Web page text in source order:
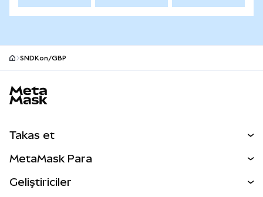
SNDKon/GBP
Takas et
Perps
MetaMask Para
Geliştiriciler